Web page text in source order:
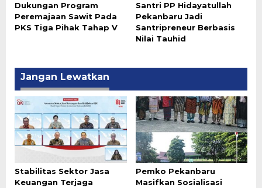
Dukungan Program
Peremajaan Sawit Pada
PKS Tiga Pihak Tahap V
Santri PP Hidayatullah
Pekanbaru Jadi
Santripreneur Berbasis
Nilai Tauhid
Jangan Lewatkan
Stabilitas Sektor Jasa
Keuangan Terjaga
‎Pemko Pekanbaru
Masifkan Sosialisasi